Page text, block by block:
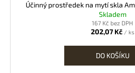
Účinný prostředek na mytí skla
Skladem
167 Kč bez DPH
202,07 Kč / ks
DO KOŠÍKU